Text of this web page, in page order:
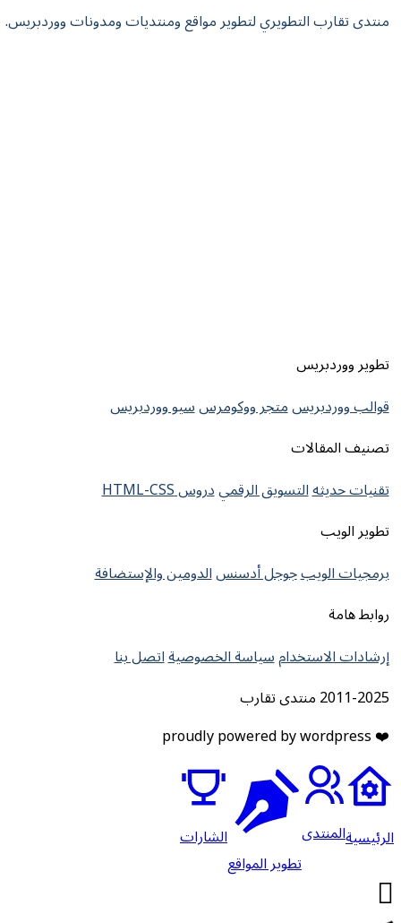
منتدى تقارب التطويري لتطوير مواقع ومنتديات ومدونات ووردبريس.
تطوير ووردبريس
قوالب ووردبريسمتجر ووكومرسسيو ووردبريس
تصنيف المقالات
تقنيات حديثهالتسويق الرقميدروس HTML-CSS
تطوير الويب
برمجيات الويبجوجل أدسنسالدومين والإستضافة
روابط هامة
إرشادات الاستخدامسياسة الخصوصيةاتصل بنا
2011-2025 منتدى تقارب
❤️ proudly powered by wordpress
الرئيسيةالمنتدى
تطوير المواقع
الشارات